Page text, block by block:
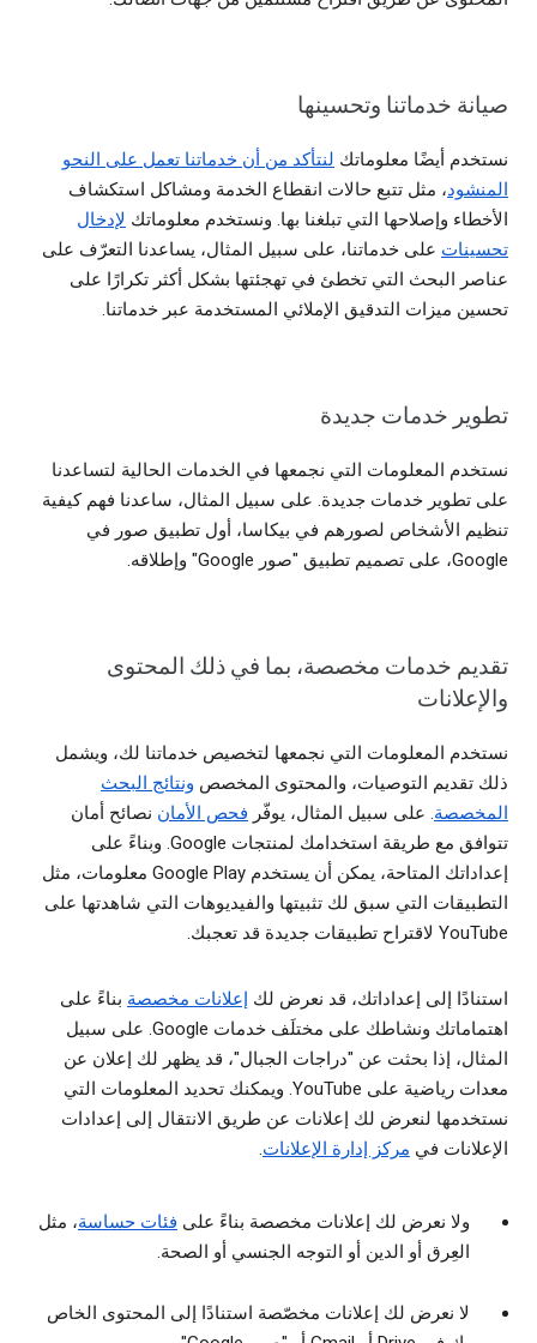
صيانة خدماتنا وتحسينها
نستخدم أيضًا معلوماتك لنتأكد من أن خدماتنا تعمل على النحو
المنشود، مثل تتبع حالات انقطاع الخدمة ومشاكل استكشاف
الأخطاء وإصلاحها التي تبلغنا بها. ونستخدم معلوماتك لإدخال
تحسينات على خدماتنا، على سبيل المثال، يساعدنا التعرّف على
عناصر البحث التي تخطئ في تهجئتها بشكل أكثر تكرارًا على
تحسين ميزات التدقيق الإملائي المستخدمة عبر خدماتنا.
تطوير خدمات جديدة
نستخدم المعلومات التي نجمعها في الخدمات الحالية لتساعدنا
على تطوير خدمات جديدة. على سبيل المثال، ساعدنا فهم كيفية
تنظيم الأشخاص لصورهم في بيكاسا، أول تطبيق صور في
Google، على تصميم تطبيق "صور Google" وإطلاقه.
تقديم خدمات مخصصة، بما في ذلك المحتوى
والإعلانات
نستخدم المعلومات التي نجمعها لتخصيص خدماتنا لك، ويشمل
ذلك تقديم التوصيات، والمحتوى المخصص ونتائج البحث
المخصصة. على سبيل المثال، يوفّر فحص الأمان نصائح أمان
تتوافق مع طريقة استخدامك لمنتجات Google. وبناءً على
إعداداتك المتاحة، يمكن أن يستخدم Google Play معلومات، مثل
التطبيقات التي سبق لك تثبيتها والفيديوهات التي شاهدتها على
YouTube لاقتراح تطبيقات جديدة قد تعجبك.
استنادًا إلى إعداداتك، قد نعرض لك إعلانات مخصصة بناءً على
اهتماماتك ونشاطك على مختلَف خدمات Google. على سبيل
المثال، إذا بحثت عن "دراجات الجبال"، قد يظهر لك إعلان عن
معدات رياضية على YouTube. ويمكنك تحديد المعلومات التي
نستخدمها لنعرض لك إعلانات عن طريق الانتقال إلى إعدادات
الإعلانات في مركز إدارة الإعلانات.
ولا نعرض لك إعلانات مخصصة بناءً على فئات حساسة، مثل
العِرق أو الدين أو التوجه الجنسي أو الصحة.
لا نعرض لك إعلانات مخصّصة استنادًا إلى المحتوى الخاص